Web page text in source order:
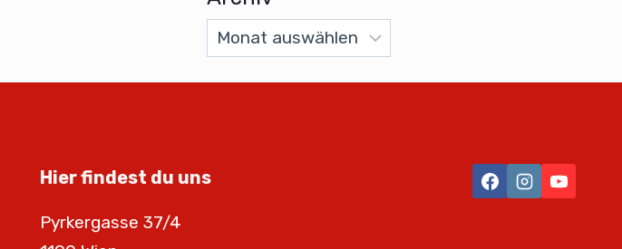
Hier findest du uns
Pyrkergasse 37/4